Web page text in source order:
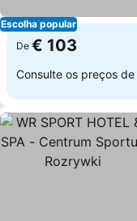
Escolha popular
De € 103
Consulte os preços de